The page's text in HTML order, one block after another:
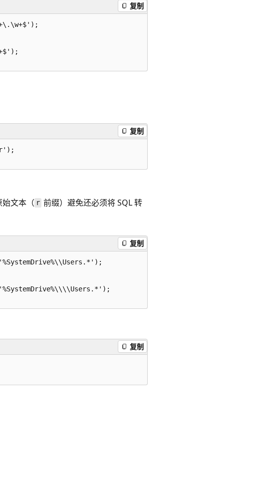
复制
复制
始文本（ r前缀）避免还必须将 SQL 转
复制
复制